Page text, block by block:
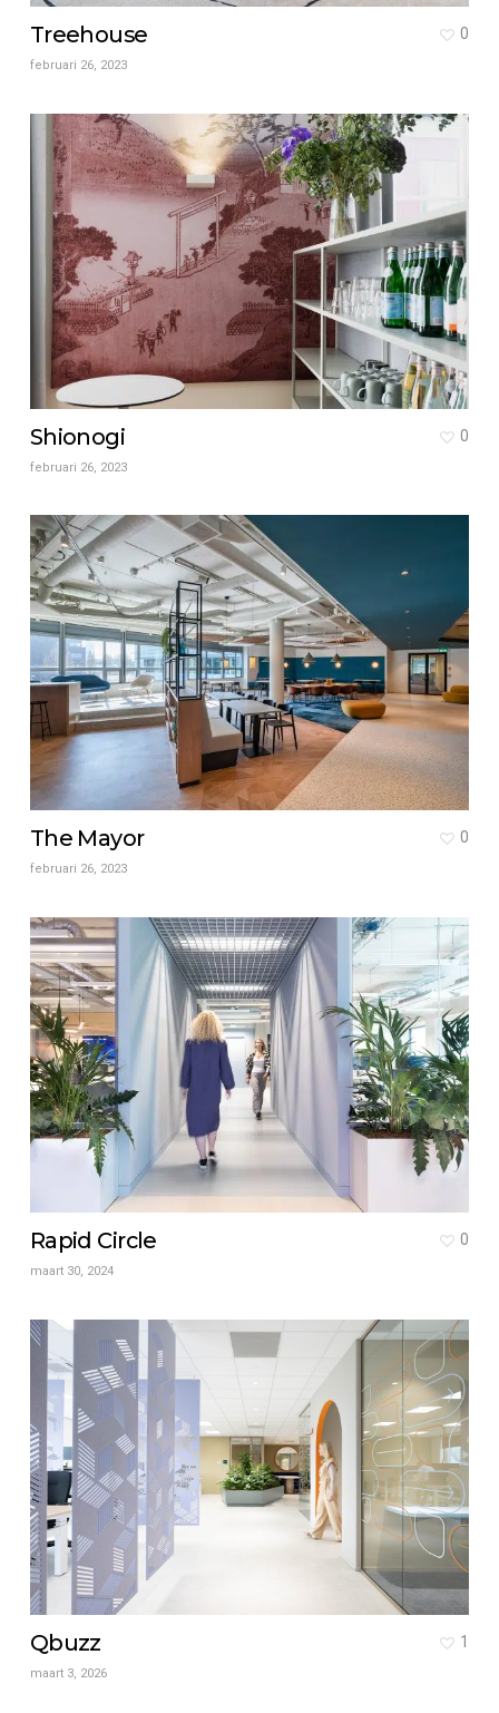
Treehouse
februari 26, 2023
0
Shionogi
februari 26, 2023
0
The Mayor
februari 26, 2023
0
Rapid Circle
maart 30, 2024
0
Qbuzz
maart 3, 2026
1